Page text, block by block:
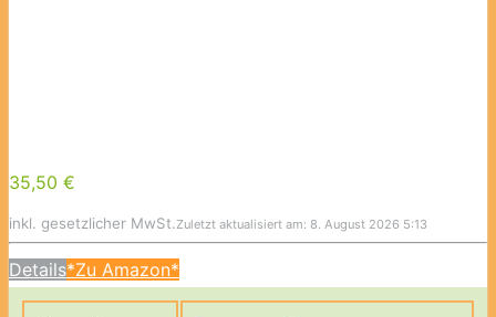
35,50 €
inkl. gesetzlicher MwSt.Zuletzt aktualisiert am: 8. August 2026 5:13
Details*Zu Amazon*